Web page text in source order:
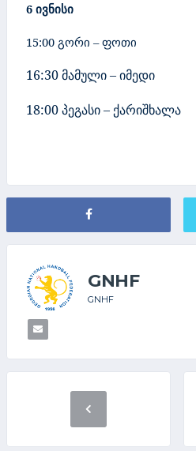
6 ივნისი
15:00 გორი – ფოთი
16:30 მამული – იმედი
18:00 პეგასი – ქარიშხალა
GNHF
GNHF